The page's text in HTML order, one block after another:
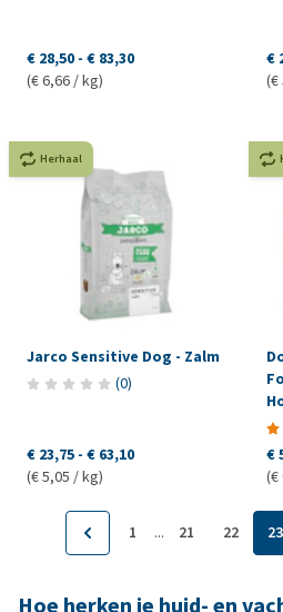
€ 28,50 - € 83,30
(€ 6,66 / kg)
€
(€
Herhaal
Jarco Sensitive Dog - Zalm
(0)
€ 23,75 - € 63,10
(€ 5,05 / kg)
€
(€
1 ... 21 22 23
Hoe herken je huid- en